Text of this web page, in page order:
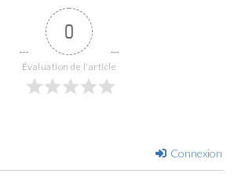
0
Évaluation de l'article
Connexion